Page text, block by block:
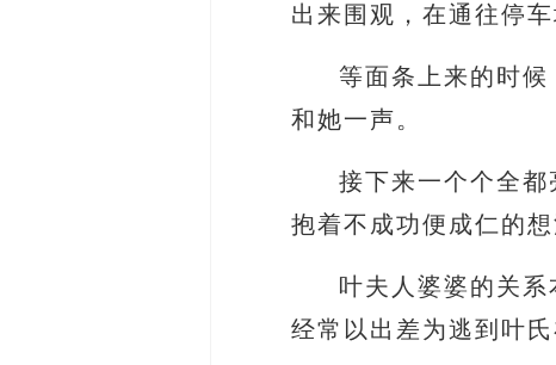
出来围观，在通往停
等面条上来的时
和她一声。
接下来一个个全
抱着不成功便成仁的想
叶夫人婆婆的关
经常以出差为逃到叶